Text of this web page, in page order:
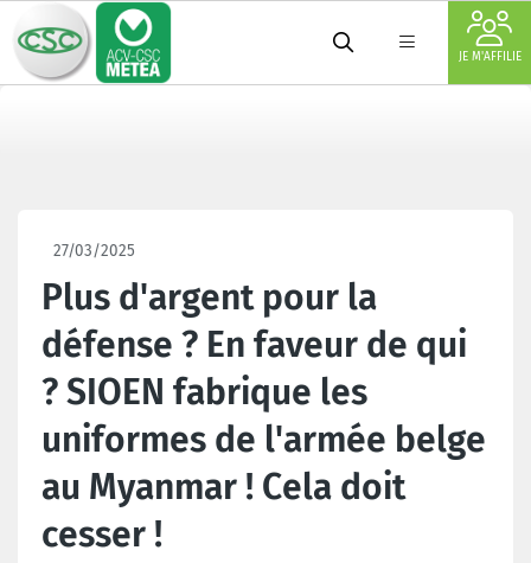
JE M'AFFILIE
27/03/2025
Plus d'argent pour la
défense ? En faveur de qui
? SIOEN fabrique les
uniformes de l'armée belge
au Myanmar ! Cela doit
cesser !